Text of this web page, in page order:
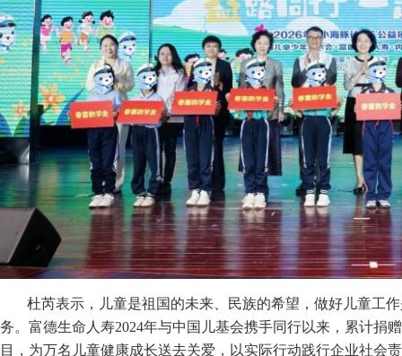
杜芮表示，儿童是祖国的未来、民族的希望，做好儿童工
务。富德生命人寿2024年与中国儿基会携手同行以来，累计捐
目，为万名儿童健康成长送去关爱，以实际行动践行企业社会